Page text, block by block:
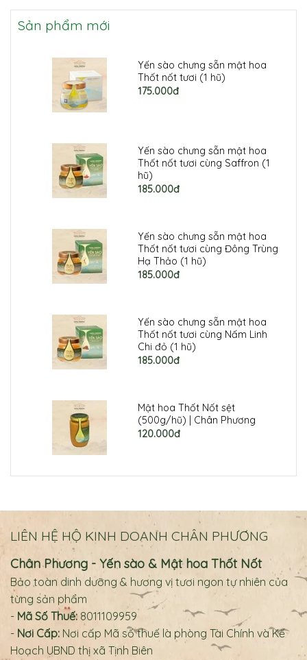
Sản phẩm mới
Yến sào chưng sẵn mật hoa
Thốt nốt tươi (1 hũ)
175.000đ
Yến sào chưng sẵn mật hoa
Thốt nốt tươi cùng Saffron (1
hũ)
185.000đ
Yến sào chưng sẵn mật hoa
Thốt nốt tươi cùng Đông Trùng
Hạ Thảo (1 hũ)
185.000đ
Yến sào chưng sẵn mật hoa
Thốt nốt tươi cùng Nấm Linh
Chi đỏ (1 hũ)
185.000đ
Mật hoa Thốt Nốt sệt
(500g/hũ) | Chân Phương
120.000đ
LIÊN HỆ HỘ KINH DOANH CHÂN PHƯƠNG
Chân Phương - Yến sào & Mật hoa Thốt Nốt
Bảo toàn dinh dưỡng & hương vị tươi ngon tự nhiên của
từng sản phẩm
- Mã Số Thuế: 8011109959
- Nơi Cấp: Nơi cấp Mã số thuế là phòng Tài Chính và Kế
Hoạch UBND thị xã Tịnh Biên